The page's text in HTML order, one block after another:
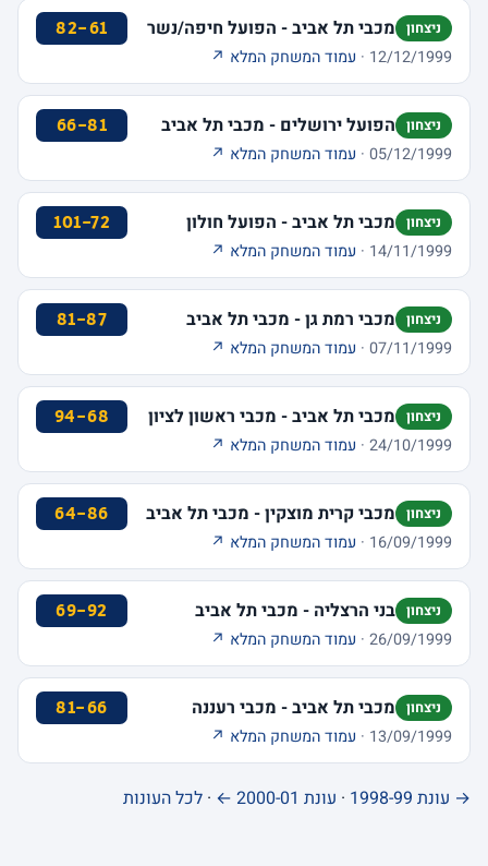
ניצחון מכבי תל אביב - הפועל חיפה/נשר 82-61
12/12/1999 · עמוד המשחק המלא ↗
ניצחון הפועל ירושלים - מכבי תל אביב 66-81
05/12/1999 · עמוד המשחק המלא ↗
ניצחון מכבי תל אביב - הפועל חולון 101-72
14/11/1999 · עמוד המשחק המלא ↗
ניצחון מכבי רמת גן - מכבי תל אביב 81-87
07/11/1999 · עמוד המשחק המלא ↗
ניצחון מכבי תל אביב - מכבי ראשון לציון 94-68
24/10/1999 · עמוד המשחק המלא ↗
ניצחון מכבי קרית מוצקין - מכבי תל אביב 64-86
16/09/1999 · עמוד המשחק המלא ↗
ניצחון בני הרצליה - מכבי תל אביב 69-92
26/09/1999 · עמוד המשחק המלא ↗
ניצחון מכבי תל אביב - מכבי רעננה 81-66
13/09/1999 · עמוד המשחק המלא ↗
→ עונת 1998-99 · עונת 2000-01 ← · לכל העונות